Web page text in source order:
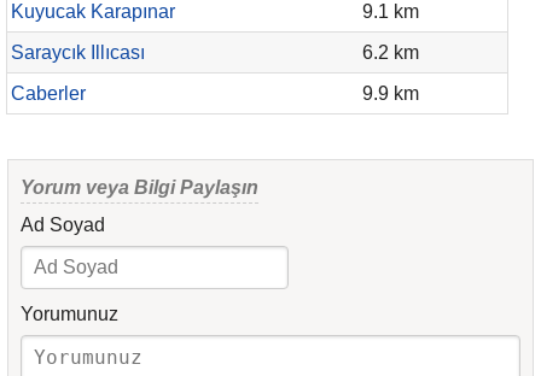
Kuyucak Karapınar
9.1 km
Saraycık Illıcası
6.2 km
Caberler
9.9 km
Yorum veya Bilgi Paylaşın
Ad Soyad
Yorumunuz